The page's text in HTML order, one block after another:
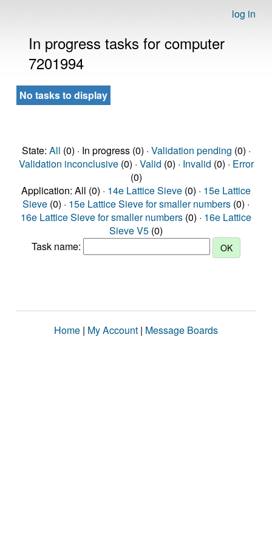
log in
In progress tasks for computer
7201994
No tasks to display
State: All (0) · In progress (0) · Validation pending (0) ·
Validation inconclusive(0) · Valid (0) · Invalid (0) · Error
(0)
Application: All (0) · 14e Lattice Sieve (0) · 15e Lattice
Sieve (0) · 15e Lattice Sieve for smaller numbers (0) ·
16e Lattice Sieve for smaller numbers (0) · 16e Lattice
Sieve V5 (0)
Task name:
Home | My Account | Message Boards